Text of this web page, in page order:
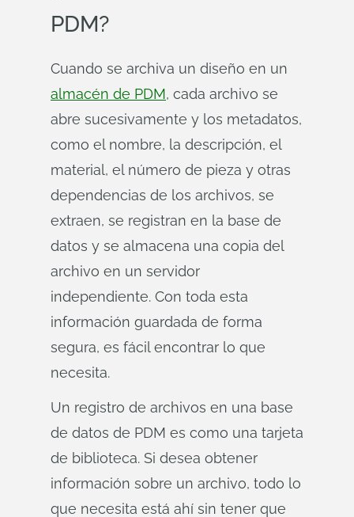
PDM?
Cuando se archiva un diseño en un
almacén de PDM, cada archivo se
abre sucesivamente y los metadatos,
como el nombre, la descripción, el
material, el número de pieza y otras
dependencias de los archivos, se
extraen, se registran en la base de
datos y se almacena una copia del
archivo en un servidor
independiente. Con toda esta
información guardada de forma
segura, es fácil encontrar lo que
necesita.
Un registro de archivos en una base
de datos de PDM es como una tarjeta
de biblioteca. Si desea obtener
información sobre un archivo, todo lo
que necesita está ahí sin tener que